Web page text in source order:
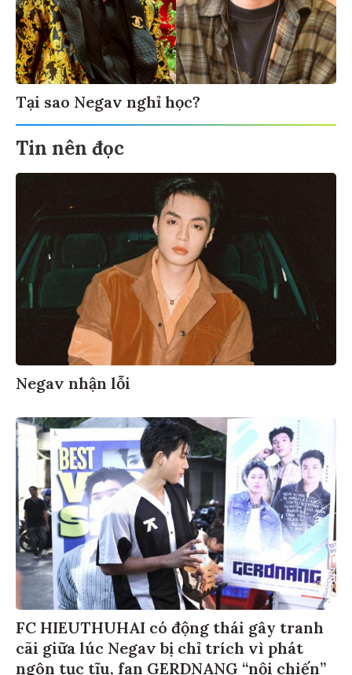
Tại sao Negav nghỉ học?
Tin nên đọc
Negav nhận lỗi
FC HIEUTHUHAI có động thái gây tranh
cãi giữa lúc Negav bị chỉ trích vì phát
ngôn tục tĩu, fan GERDNANG “nội chiến”